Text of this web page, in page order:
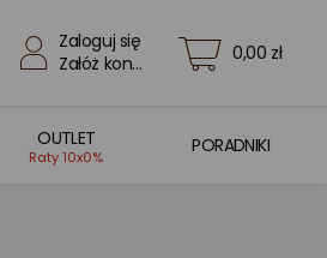
Zaloguj się
Załóż konto
0,00 zł
OUTLET
Raty 10x0%
PORADNIKI